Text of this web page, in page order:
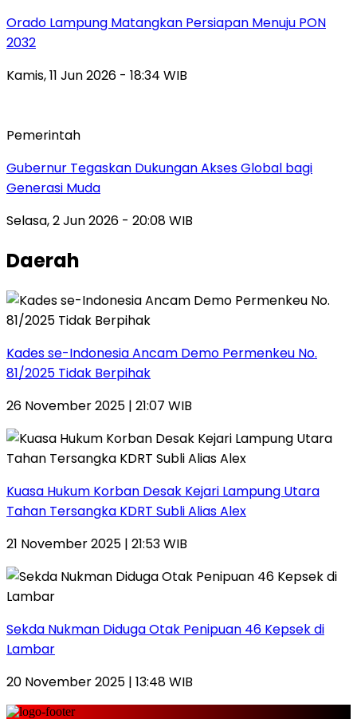
Orado Lampung Matangkan Persiapan Menuju PON
2032
Kamis, 11 Jun 2026 - 18:34 WIB
Pemerintah
Gubernur Tegaskan Dukungan Akses Global bagi
Generasi Muda
Selasa, 2 Jun 2026 - 20:08 WIB
Daerah
Kades se-Indonesia Ancam Demo Permenkeu No.
81/2025 Tidak Berpihak
26 November 2025 | 21:07 WIB
Kuasa Hukum Korban Desak Kejari Lampung Utara
Tahan Tersangka KDRT Subli Alias Alex
21 November 2025 | 21:53 WIB
Sekda Nukman Diduga Otak Penipuan 46 Kepsek di
Lambar
20 November 2025 | 13:48 WIB